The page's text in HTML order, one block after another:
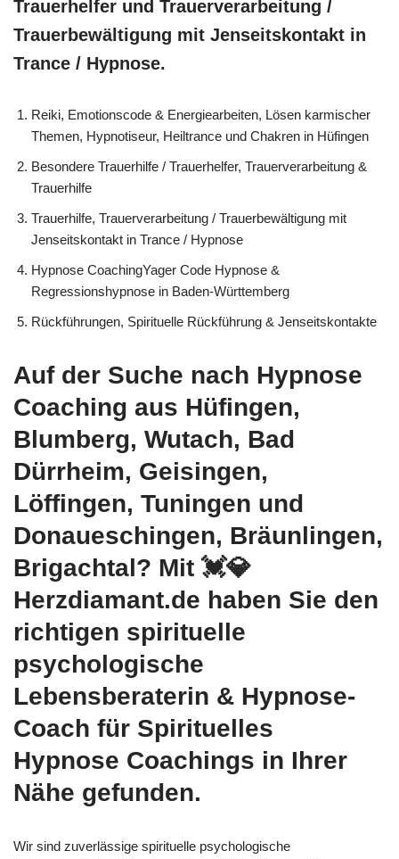
Trauerhelfer und Trauerverarbeitung /
Trauerbewältigung mit Jenseitskontakt in
Trance / Hypnose.
Reiki, Emotionscode & Energiearbeiten, Lösen karmischer
Themen, Hypnotiseur, Heiltrance und Chakren in Hüfingen
Besondere Trauerhilfe / Trauerhelfer, Trauerverarbeitung &
Trauerhilfe
Trauerhilfe, Trauerverarbeitung / Trauerbewältigung mit
Jenseitskontakt in Trance / Hypnose
Hypnose CoachingYager Code Hypnose &
Regressionshypnose in Baden-Württemberg
Rückführungen, Spirituelle Rückführung & Jenseitskontakte
Auf der Suche nach Hypnose
Coaching aus Hüfingen,
Blumberg, Wutach, Bad
Dürrheim, Geisingen,
Löffingen, Tuningen und
Donaueschingen, Bräunlingen,
Brigachtal? Mit 💓️💎
Herzdiamant.de haben Sie den
richtigen spirituelle
psychologische
Lebensberaterin & Hypnose-
Coach für Spirituelles
Hypnose Coachings in Ihrer
Nähe gefunden.
Wir sind zuverlässige spirituelle psychologische